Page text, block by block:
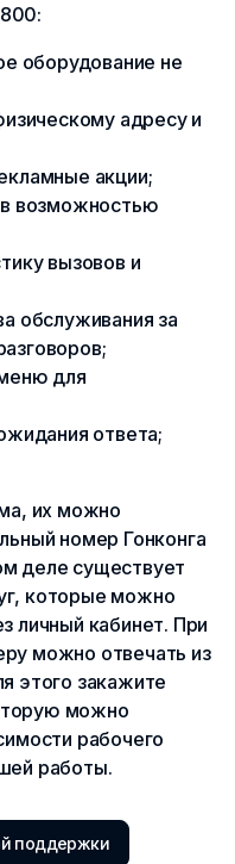
оборудование не
адресу и
акции;
возможностью
вызовов и
обслуживания за
для
ответа;
их можно
номер Гонконга
деле существует
которые можно
личный кабинет. При
можно отвечать из
этого закажите
можно
рабочего
работы.
поддержки